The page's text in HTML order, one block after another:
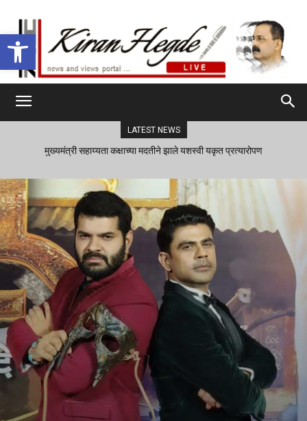
Open toolbar
LATEST NEWS
मुख्यमंत्री सहाय्यता कक्षाच्या मदतीने झाले यशस्वी यकृत प्रत्यारोपण